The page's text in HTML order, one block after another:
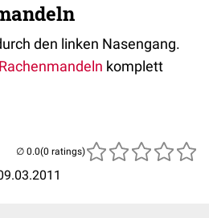
den linken Nasengang.
Rachenmandeln komplett
(0 ratings)